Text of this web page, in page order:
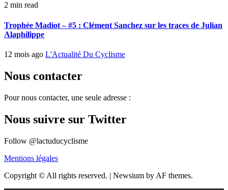
2 min read
Trophée Madiot – #5 : Clément Sanchez sur les traces de Julian
Alaphilippe
12 mois ago L'Actualité Du Cyclisme
Nous contacter
Pour nous contacter, une seule adresse :
Nous suivre sur Twitter
Follow @lactuducyclisme
Mentions légales
Copyright © All rights reserved. | Newsium by AF themes.